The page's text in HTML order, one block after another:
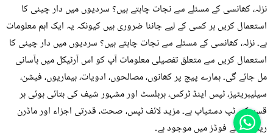
نزلہ، کھانسی کے مسئلے سے نجات چاہتے ہیں؟ سردیوں میں دار چینی کا
استعمال کریں ہر کسی کے لیے جاننا ضروری ہیں کیونکہ یہ ایک اہم معلومات
ہے۔ نزلہ، کھانسی کے مسئلے سے نجات چاہتے ہیں؟ سردیوں میں دار چینی کا
استعمال کریں سے متعلق تفصیلی معلومات آپ کو اس آرٹیکل میں بآسانی
مل جائے گی۔ ہمارے پیج پر کھانوں، مصالحوں، ادویات، بیماریوں، فیشن،
سیلیبریٹیز، ٹپس اینڈ ٹرکس، ہربلسٹ اور مشہور شیف کی بتائی ہوئی ہر
قسم کی ٹپ دستیاب ہے۔ مزید لائف ٹپس، صحت، قدرتی اجزاء اور ماڈرن
ریمیڈی کے فوڈز میں موجود ہے۔